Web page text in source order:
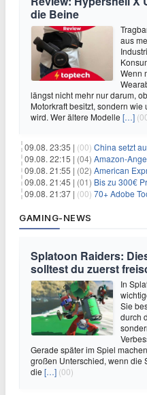
die Beine
aus
Wenn
längst nicht mehr nur darum,
Motorkraft besitzt, sondern
wird. Wer ältere Modelle […]
09.08. 23:35 | (00) China setzt auf KI-Aktien
09.08. 22:15 | (04) Amazon-Angebote
09.08. 21:55 | (02) American Express
09.08. 21:45 | (01) Bis zu 300€ Prämie für
09.08. 21:37 | (00) 70+ Adobe Tools
GAMING-NEWS
Splatoon Raiders:
solltest du zuerst
In
Sie
durch
Gerade später im Spiel
großen Unterschied, wenn die
die […] (00)